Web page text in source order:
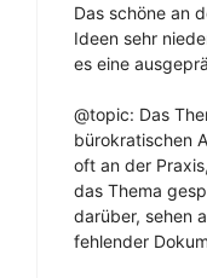
Das schöne an
Ideen sehr
es eine
@topic: Das
bürokratischen
oft an der
das Thema
darüber, sehen
fehlender